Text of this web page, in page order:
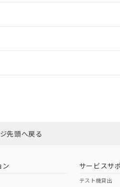
（アメリカ
先頭へ戻る
ン サービスサ
テスト機貸出